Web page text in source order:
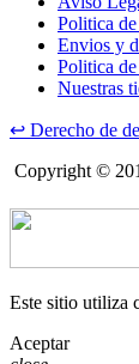
Politica
Envios y
Politica
Nuestras
↩ Derecho de
Copyright ©
Este sitio utiliza
Aceptar